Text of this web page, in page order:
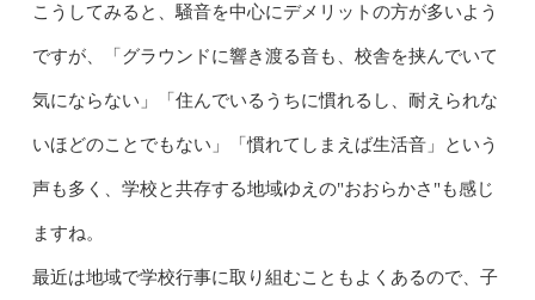
こうしてみると、騒音を中心にデメリットの方が多いよう
ですが、「グラウンドに響き渡る音も、校舎を挟んでいて
気にならない」「住んでいるうちに慣れるし、耐えられな
いほどのことでもない」「慣れてしまえば生活音」という
声も多く、学校と共存する地域ゆえの"おおらかさ"も感じ
ますね。
最近は地域で学校行事に取り組むこともよくあるので、子